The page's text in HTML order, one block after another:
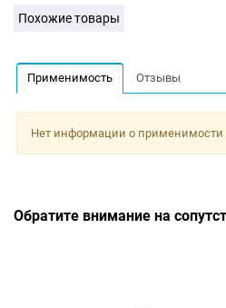
Похожие товары
Применимость Отзывы
Нет информации о применимости
Обратите внимание на